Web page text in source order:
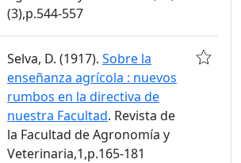
(3),p.544-557
Selva, D. (1917). Sobre la
enseñanza agrícola : nuevos
rumbos en la directiva de
nuestra Facultad. Revista de
la Facultad de Agronomía y
Veterinaria,1,p.165-181